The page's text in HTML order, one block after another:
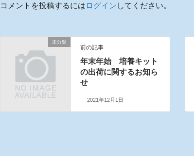
コメントを投稿するには ログイン してください。
未分類
前の記事
年末年始 培養キット
の出荷に関するお知ら
せ
2021年12月1日